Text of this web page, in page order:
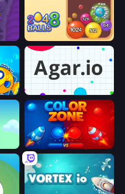
Crazy 2048 Balls
Agar.io
Color Zone